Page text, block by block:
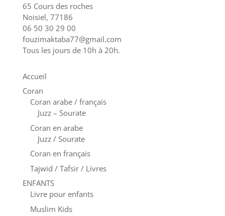
65 Cours des roches
Noisiel, 77186
06 50 30 29 00
fouzimaktaba77@gmail.com
Tous les jours de 10h à 20h.
Accueil
Coran
Coran arabe / français
Juzz – Sourate
Coran en arabe
Juzz / Sourate
Coran en français
Tajwid / Tafsir / Livres
ENFANTS
Livre pour enfants
Muslim Kids